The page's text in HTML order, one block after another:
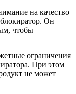
на качество
Он
чтобы
ограничения
При этом
не может